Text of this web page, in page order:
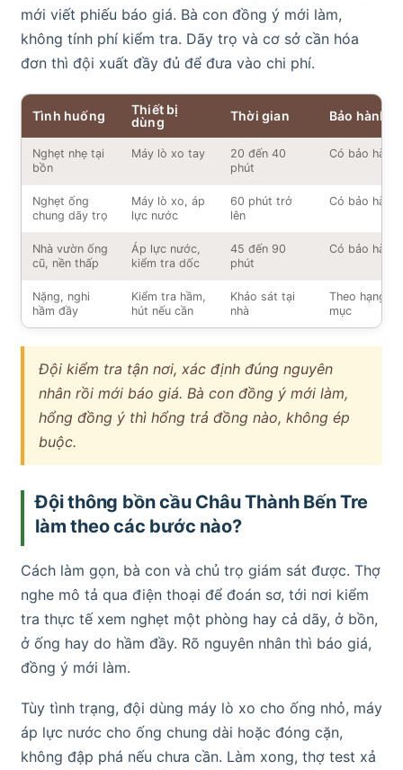
mới viết phiếu báo giá. Bà con đồng ý mới làm,
không tính phí kiểm tra. Dãy trọ và cơ sở cần hóa
đơn thì đội xuất đầy đủ để đưa vào chi phí.
Tình huống
Thiết bị
dùng
Thời gian Bảo hành
Nghẹt nhẹ tại
bồn
Máy lò xo tay
20 đến 40
phút
Có bảo hành
Nghẹt ống
chung dãy trọ
Máy lò xo, áp
lực nước
60 phút trở
lên
Có bảo hành
Nhà vườn ống
cũ, nền thấp
Áp lực nước,
kiểm tra dốc
45 đến 90
phút
Có bảo hành
Nặng, nghi
hầm đầy
Kiểm tra hầm,
hút nếu cần
Khảo sát tại
nhà
Theo hạng
mục
Đội kiểm tra tận nơi, xác định đúng nguyên
nhân rồi mới báo giá. Bà con đồng ý mới làm,
hổng đồng ý thì hổng trả đồng nào, không ép
buộc.
Đội thông bồn cầu Châu Thành Bến Tre
làm theo các bước nào?
Cách làm gọn, bà con và chủ trọ giám sát được. Thợ
nghe mô tả qua điện thoại để đoán sơ, tới nơi kiểm
tra thực tế xem nghẹt một phòng hay cả dãy, ở bồn,
ở ống hay do hầm đầy. Rõ nguyên nhân thì báo giá,
đồng ý mới làm.
Tùy tình trạng, đội dùng máy lò xo cho ống nhỏ, máy
áp lực nước cho ống chung dài hoặc đóng cặn,
không đập phá nếu chưa cần. Làm xong, thợ test xả